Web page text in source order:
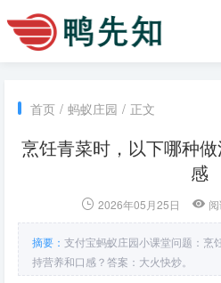
首页 / 蚂蚁庄园 / 正文
烹饪青菜时，以下哪种
感
2026年05月25日
摘要： 支付宝蚂蚁庄园小课堂问题：烹
持营养和口感？答案：大火快炒。